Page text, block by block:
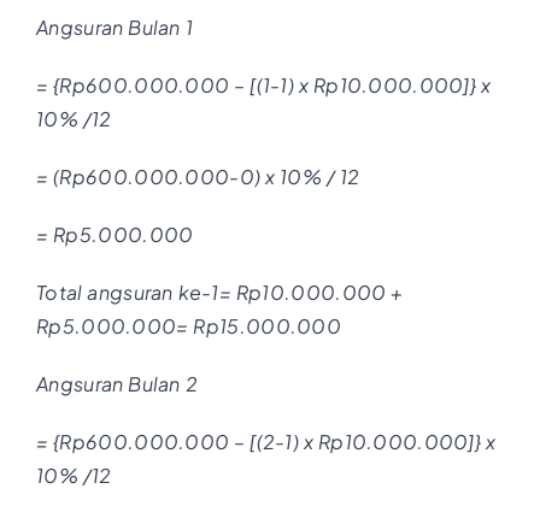
Angsuran Bulan 1
= {Rp600.000.000 – [(1-1) x Rp10.000.000]} x
10% /12
= (Rp600.000.000-0) x 10% / 12
= Rp5.000.000
Total angsuran ke-1= Rp10.000.000 +
Rp5.000.000= Rp15.000.000
Angsuran Bulan 2
= {Rp600.000.000 – [(2-1) x Rp10.000.000]} x
10% /12